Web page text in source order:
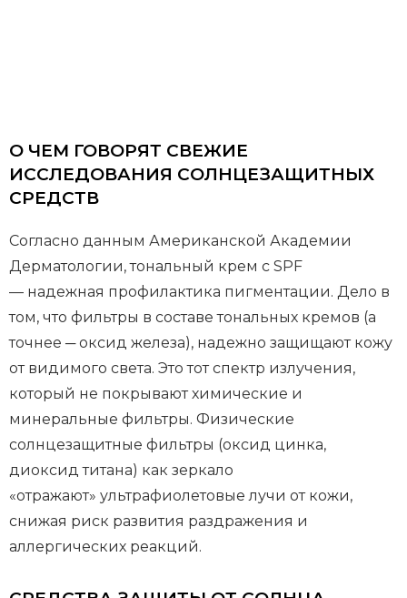
О ЧЕМ ГОВОРЯТ СВЕЖИЕ
ИССЛЕДОВАНИЯ СОЛНЦЕЗАЩИТНЫХ
СРЕДСТВ
Согласно данным Американской Академии
Дерматологии, тональный крем с SPF
— надежная профилактика пигментации. Дело в
том, что фильтры в составе тональных кремов (а
точнее ─ оксид железа), надежно защищают кожу
от видимого света. Это тот спектр излучения,
который не покрывают химические и
минеральные фильтры. Физические
солнцезащитные фильтры (оксид цинка,
диоксид титана) как зеркало
«отражают» ультрафиолетовые лучи от кожи,
снижая риск развития раздражения и
аллергических реакций.